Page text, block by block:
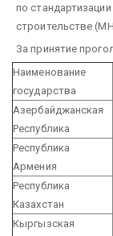
по
строительстве
За принятие
Наименование
государства
Азербайджанская
Республика
Республика
Армения
Республика
Казахстан
Кыргызская